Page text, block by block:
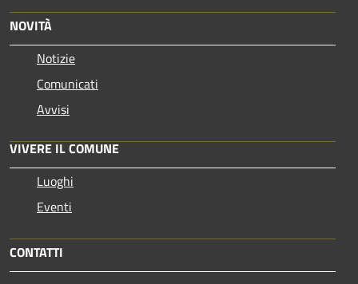
NOVITÀ
Notizie
Comunicati
Avvisi
VIVERE IL COMUNE
Luoghi
Eventi
CONTATTI